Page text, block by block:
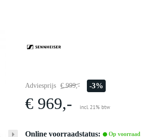
Adviesprijs € 999,- -3%
€ 969,- incl. 21% btw
Online voorraadstatus:
Op voorraad